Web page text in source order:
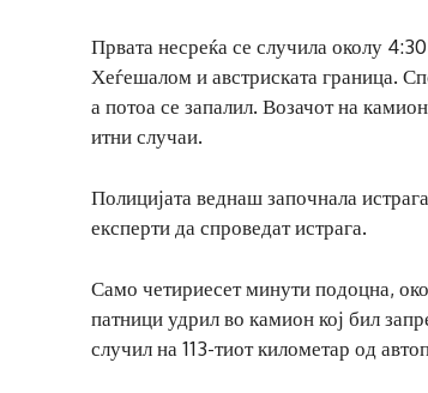
Првата несреќа се случила околу
Хеѓешалом и австриската граница.
а потоа се запалил. Возачот на
итни случаи.
Полицијата веднаш започнала
експерти да спроведат истрага.
Само четириесет минути подоцна,
патници удрил во камион кој бил
случил на 113-тиот километар од